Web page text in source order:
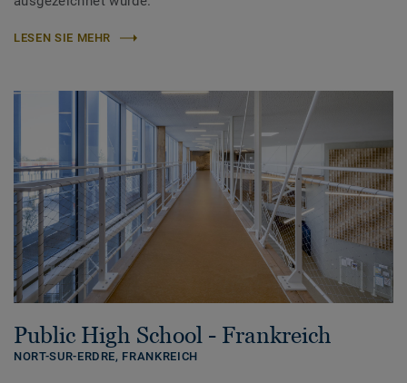
LESEN SIE MEHR
Public High School - Frankreich
NORT-SUR-ERDRE, FRANKREICH